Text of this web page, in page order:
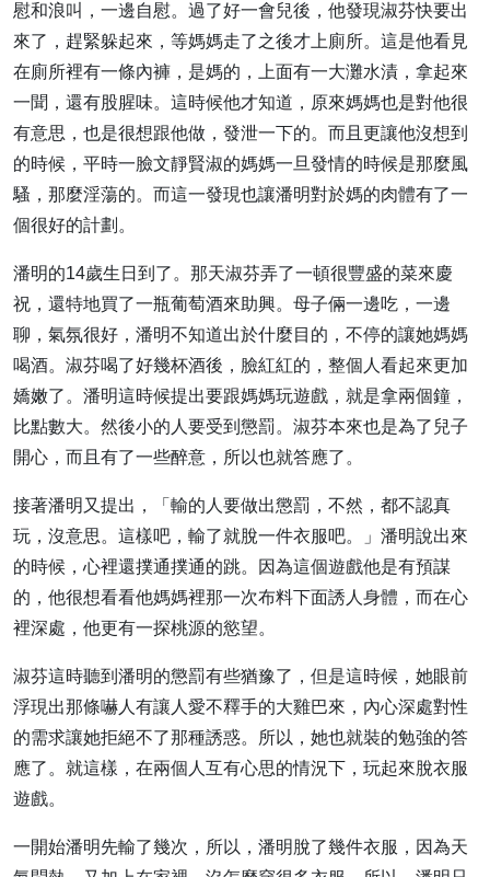
慰和浪叫，一邊自慰。過了好一會兒後，他發現淑芬快要出
來了，趕緊躲起來，等媽媽走了之後才上廁所。這是他看見
在廁所裡有一條內褲，是媽的，上面有一大灘水漬，拿起來
一聞，還有股腥味。這時候他才知道，原來媽媽也是對他很
有意思，也是很想跟他做，發泄一下的。而且更讓他沒想到
的時候，平時一臉文靜賢淑的媽媽一旦發情的時候是那麼風
騷，那麼淫蕩的。而這一發現也讓潘明對於媽的肉體有了一
個很好的計劃。
潘明的14歲生日到了。那天淑芬弄了一頓很豐盛的菜來慶
祝，還特地買了一瓶葡萄酒來助興。母子倆一邊吃，一邊
聊，氣氛很好，潘明不知道出於什麼目的，不停的讓她媽媽
喝酒。淑芬喝了好幾杯酒後，臉紅紅的，整個人看起來更加
嬌嫩了。潘明這時候提出要跟媽媽玩遊戲，就是拿兩個鐘，
比點數大。然後小的人要受到懲罰。淑芬本來也是為了兒子
開心，而且有了一些醉意，所以也就答應了。
接著潘明又提出，「輸的人要做出懲罰，不然，都不認真
玩，沒意思。這樣吧，輸了就脫一件衣服吧。」潘明說出來
的時候，心裡還撲通撲通的跳。因為這個遊戲他是有預謀
的，他很想看看他媽媽裡那一次布料下面誘人身體，而在心
裡深處，他更有一探桃源的慾望。
淑芬這時聽到潘明的懲罰有些猶豫了，但是這時候，她眼前
浮現出那條嚇人有讓人愛不釋手的大雞巴來，內心深處對性
的需求讓她拒絕不了那種誘惑。所以，她也就裝的勉強的答
應了。就這樣，在兩個人互有心思的情況下，玩起來脫衣服
遊戲。
一開始潘明先輸了幾次，所以，潘明脫了幾件衣服，因為天